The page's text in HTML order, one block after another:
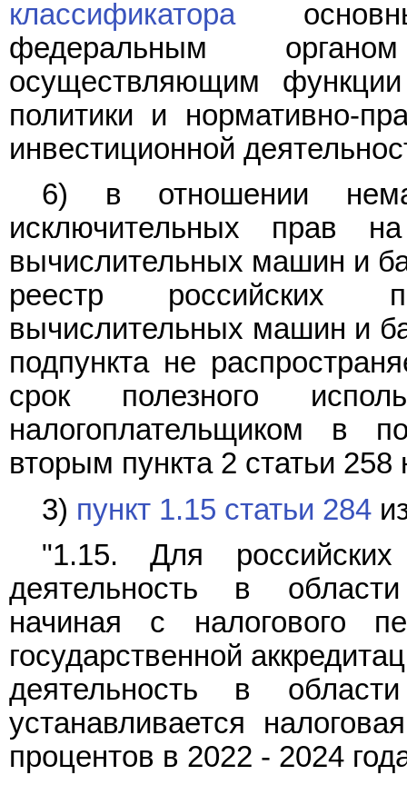
классификатора
федеральным
осуществляющим
политики и нормативно-
инвестиционной
6) в отношении
исключительных прав
вычислительных машин и
реестр российских
вычислительных машин и
подпункта не
срок полезного
налогоплательщиком в
вторым пункта 2 статьи
3) пункт 1.15 статьи 284
"1.15. Для российских
деятельность в
начиная с налогового
государственной
деятельность в
устанавливается
процентов в 2022 - 2024